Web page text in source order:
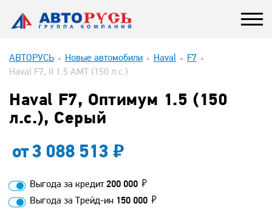
АВТОРУСЬ Новые автомобили Haval
F7
Haval F7, II 1.5 AMT (150 л.с.)
Haval F7, Оптимум 1.5 (150
л.с.), Серый
от3 088 513
Выгода за кредит200 000
Выгода за Трейд-ин 150 000